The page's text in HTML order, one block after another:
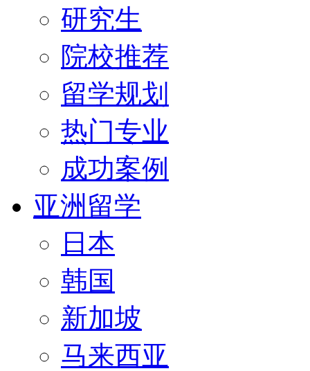
研究生
院校推荐
留学规划
热门专业
成功案例
亚洲留学
日本
韩国
新加坡
马来西亚